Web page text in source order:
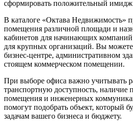
сформировать положительный имидж
В каталоге «Октава Недвижимость»
помещения различной площади и
кабинетов для начинающих
для крупных организаций. Вы можете
бизнес-центре, административном
стоящем коммерческом помещении.
При выборе офиса важно учитывать
транспортную доступность, наличие
помещения и инженерных
помогут подобрать объект, который
задачам вашего бизнеса и бюджету.